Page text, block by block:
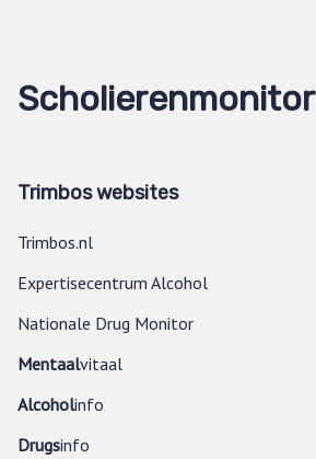
Scholierenmonitor
Trimbos websites
Trimbos.nl
Expertisecentrum Alcohol
Nationale Drug Monitor
Mentaalvitaal
Alcoholinfo
Drugsinfo